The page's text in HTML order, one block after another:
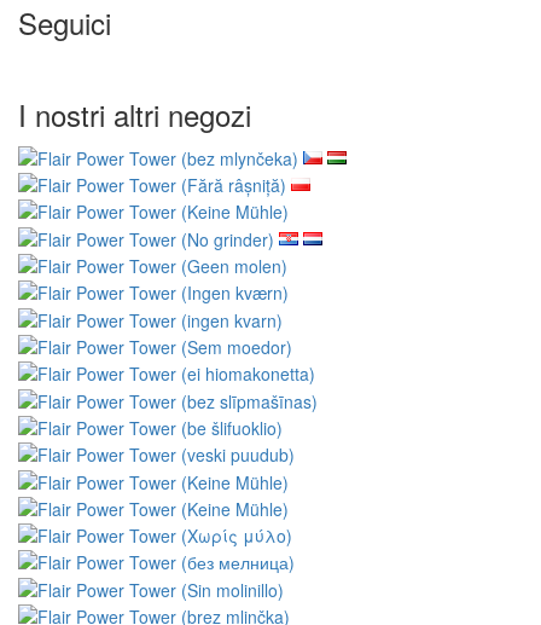
Seguici
I nostri altri negozi